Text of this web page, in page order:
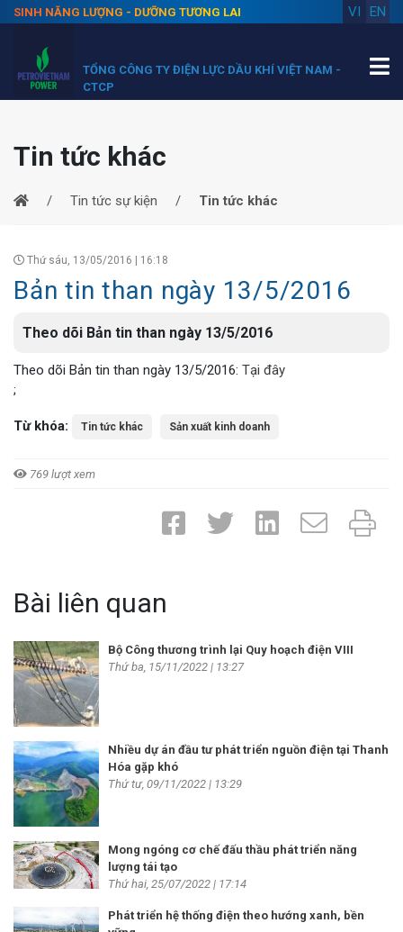
SINH NĂNG LƯỢNG - DƯỠNG TƯƠNG LAI EN
VI
TỔNG CÔNG TY ĐIỆN LỰC DẦU KHÍ VIỆT NAM -
CTCP
Tin tức khác
Tin tức sự kiện Tin tức khác
Thứ sáu, 13/05/2016 | 16:18
Bản tin than ngày 13/5/2016
Theo dõi Bản tin than ngày 13/5/2016
Theo dõi Bản tin than ngày 13/5/2016: Tại đây
;
Từ khóa: Tin tức khác Sản xuất kinh doanh
769 lượt xem
Bài liên quan
Bộ Công thương trình lại Quy hoạch điện VIII
Thứ ba, 15/11/2022 | 13:27
Nhiều dự án đầu tư phát triển nguồn điện tại Thanh
Hóa gặp khó
Thứ tư, 09/11/2022 | 13:29
Mong ngóng cơ chế đấu thầu phát triển năng
lượng tái tạo
Thứ hai, 25/07/2022 | 17:14
Phát triển hệ thống điện theo hướng xanh, bền